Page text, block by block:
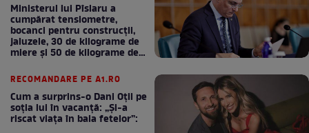
Ministerul lui Pîslaru a
cumpărat tensiometre,
bocanci pentru construcții,
jaluzele, 30 de kilograme de
miere și 50 de kilograme de
RECOMANDARE PE A1.RO
Cum a surprins-o Dani Oțil pe
soția lui în vacanță: „Și-a
riscat viața în baia fetelor”: